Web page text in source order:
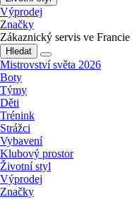
Výprodej
Značky
Zákaznický servis ve Francie
Hledat
Mistrovství světa 2026
Boty
Týmy
Děti
Trénink
Strážci
Vybavení
Klubový prostor
Životní styl
Výprodej
Značky